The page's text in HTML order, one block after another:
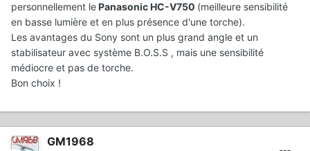
personnellement lePanasonic HC-V750 (meilleure sensibilité
en basse lumière et en plus présence d'une torche).
Les avantages du Sony sont un plus grand angle et un
stabilisateur avec système B.O.S.S , mais une sensibilité
médiocre et pas de torche.
Bon choix !
GM1968